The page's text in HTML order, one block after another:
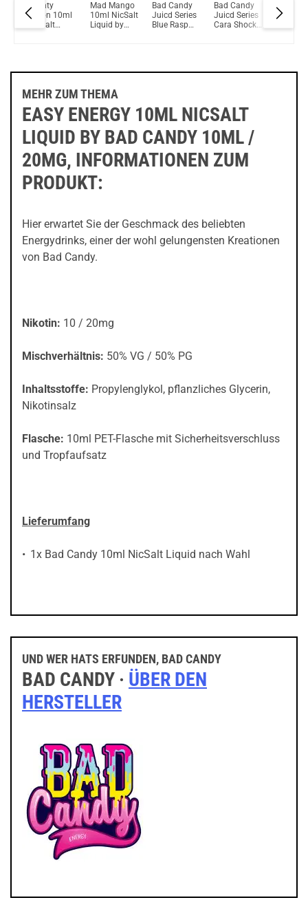
Mighty
Melon 10ml
NicSalt
Mad Mango
10ml NicSalt
Liquid by
Bad Candy
Juicd Series
Blue Rasp
Bad Candy
Juicd Series
Cara Shock
Bad
Juicd
MEHR ZUM THEMA
EASY ENERGY 10ML NICSALT
LIQUID BY BAD CANDY 10ML /
20MG, INFORMATIONEN ZUM
PRODUKT:
Hier erwartet Sie der Geschmack des beliebten
Energydrinks, einer der wohl gelungensten Kreationen
von Bad Candy.
Nikotin: 10 / 20mg
Mischverhältnis: 50% VG / 50% PG
Inhaltsstoffe: Propylenglykol, pflanzliches Glycerin,
Nikotinsalz
Flasche: 10ml PET-Flasche mit Sicherheitsverschluss
und Tropfaufsatz
Lieferumfang
1x Bad Candy 10ml NicSalt Liquid nach Wahl
UND WER HATS ERFUNDEN, BAD CANDY
BAD CANDY · ÜBER DEN
HERSTELLER